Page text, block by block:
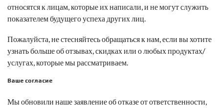
относятся к лицам, которые их написали, и не могут служить
показателем будущего успеха других лиц.
Пожалуйста, не стесняйтесь обращаться к нам, если вы хотите
узнать больше об отзывах, скидках или о любых продуктах/
услугах, которые мы рассматриваем.
Ваше согласие
Мы обновили наше заявление об отказе от ответственности,